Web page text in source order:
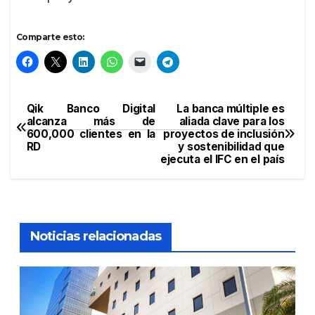
Comparte esto:
Navegación
de
La banca múltiple es
aliada clave para los
proyectos de inclusión
y sostenibilidad que
ejecuta el IFC en el país
Qik Banco Digital
alcanza más de
600,000 clientes en la
RD
Noticias relacionadas